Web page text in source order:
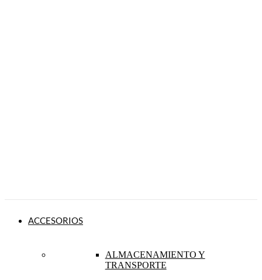
ACCESORIOS
ALMACENAMIENTO Y
TRANSPORTE